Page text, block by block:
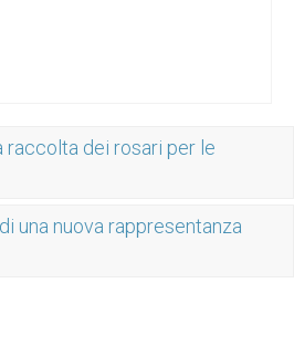
raccolta dei rosari per le
una nuova rappresentanza